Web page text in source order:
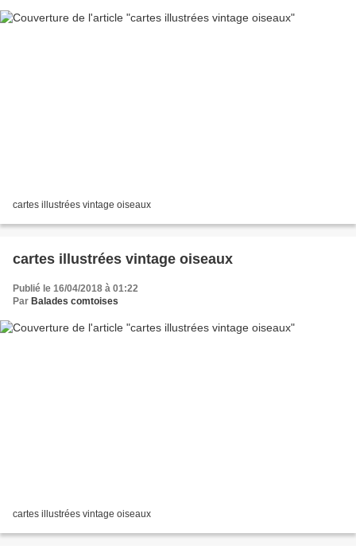
cartes illustrées vintage oiseaux
cartes illustrées vintage oiseaux
Publié le 16/04/2018 à 01:22
Par Balades comtoises
cartes illustrées vintage oiseaux